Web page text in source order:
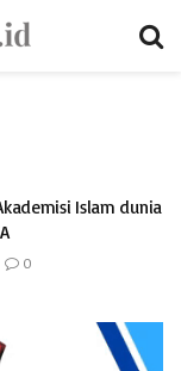
Islam dunia
0